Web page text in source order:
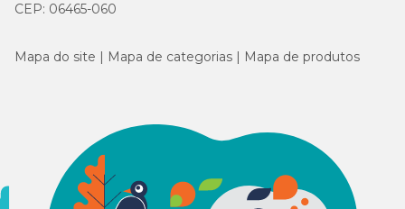
CEP: 06465-060
Mapa do site Mapa de categorias Mapa de produtos